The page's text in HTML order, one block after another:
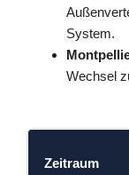
System.
Wechsel
Zeitraum